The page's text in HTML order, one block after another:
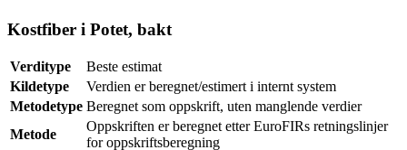
Kostfiber i Potet, bakt
Verditype
Beste estimat
Kildetype
Verdien er beregnet/estimert i internt system
Metodetype Beregnet som oppskrift, uten manglende verdier
Metode
Oppskriften er beregnet etter EuroFIRs retningslinjer
for oppskriftsberegning